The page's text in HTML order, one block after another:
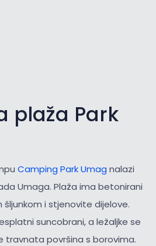
plaža Park
Camping Park Umag nalazi
Umaga. Plaža ima betonirani
šljunkom i stjenovite dijelove.
suncobrani, a ležaljke se
travnata površina s borovima.